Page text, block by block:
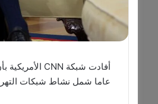
عاما شمل نشاط شبكات